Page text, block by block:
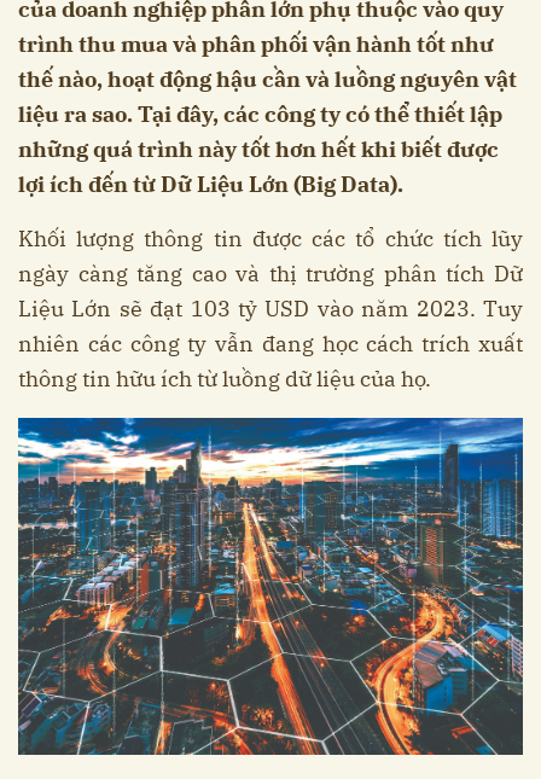
của doanh nghiệp phần lớn phụ thuộc vào quy
trình thu mua và phân phối vận hành tốt như
thế nào, hoạt động hậu cần và luồng nguyên vật
liệu ra sao. Tại đây, các công ty có thể thiết lập
những quá trình này tốt hơn hết khi biết được
lợi ích đến từ Dữ Liệu Lớn (Big Data).
Khối lượng thông tin được các tổ chức tích lũy
ngày càng tăng cao và thị trường phân tích Dữ
Liệu Lớn sẽ đạt 103 tỷ USD vào năm 2023. Tuy
nhiên các công ty vẫn đang học cách trích xuất
thông tin hữu ích từ luồng dữ liệu của họ.